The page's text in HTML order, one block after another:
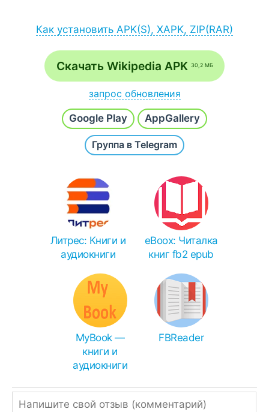
Как установить APK(S), XAPK, ZIP(RAR)
после загрузки APK-файла запустите его
через браузер (Меню - Загрузки) или
если на экране появится сообщение
разрешить установку из неизвестных
источников, согласитесь;
после инсталляции откройте приложение /
списка всех программ.
Для инсталляции APKS или XAPK:
Total Commander
- APK, APKS, XAPK, ZIP,
RAR.
XAPK Installer- (X)APK.
- APK(S).
Чем распаковать zip или rar:
Иногда браузеры ошибочно переименовывают
APK в ZIP, поэтому просто измените
Однако, если ссылка подписана, как ZIP или
RAR, значит архив нужно распаковать
встроенным архиватором,RARилиTotal
Скачать Wikipedia APK 30,2 МБ
запрос обновления
НапишитеХочу новую версиюи наш робот в
течение часа проверит и добавит последнюю
сборку.
Google Play AppGallery
Группа в Telegram
Литрес: Книги и
аудиокниги
eBoox: Читалка
книг fb2 epub
MyBook —
книги и
аудиокниги
FBReader